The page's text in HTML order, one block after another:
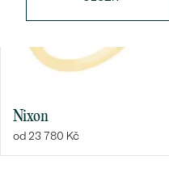
Nixon
od 23 780 Kč